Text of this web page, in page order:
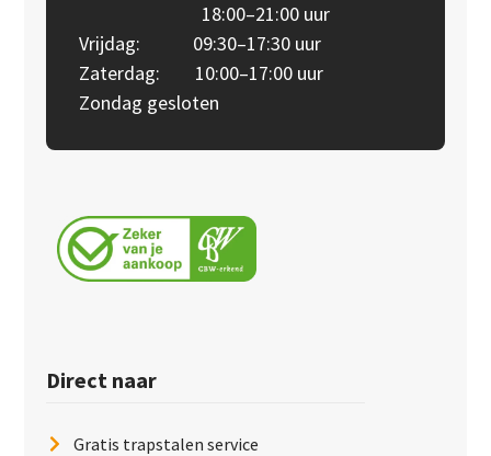
18:00–21:00 uur
Vrijdag: 09:30–17:30 uur
Zaterdag: 10:00–17:00 uur
Zondag gesloten
Direct naar
Gratis trapstalen service